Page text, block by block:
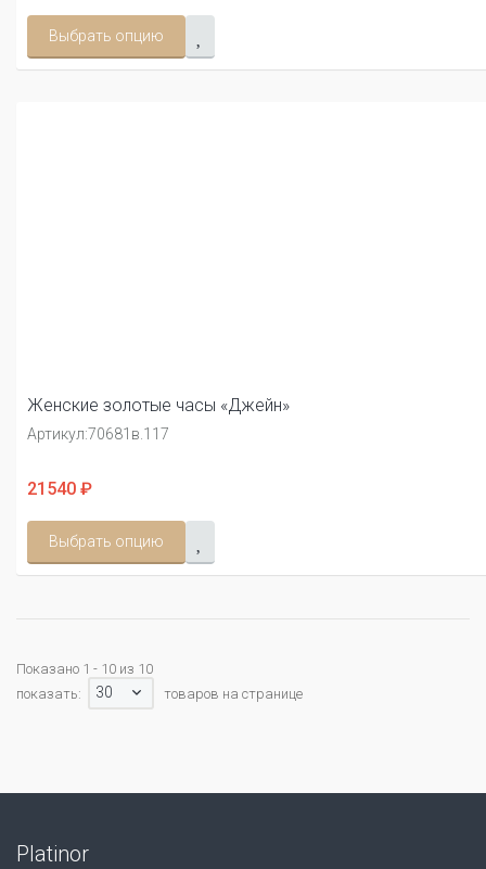
Выбрать опцию
Женские золотые часы «Джейн»
Артикул:70681в.117
21540 ₽
Выбрать опцию
Показано 1 - 10 из 10
показать:
30 товаров на странице
Platinor